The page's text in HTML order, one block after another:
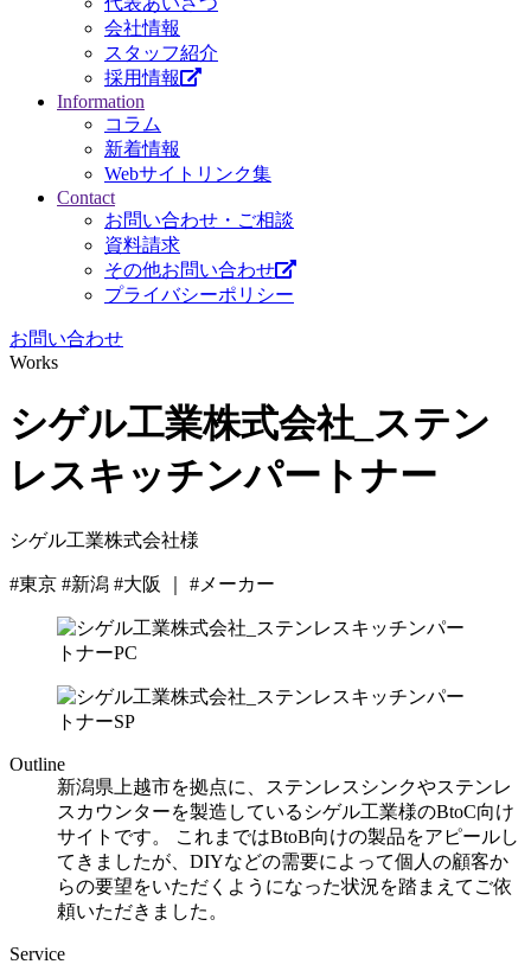
会社情報
スタッフ紹介
採用情報
Information
コラム
新着情報
Webサイトリンク集
Contact
お問い合わせ・ご相談
資料請求
その他お問い合わせ
プライバシーポリシー
お問い合わせ
Works
シゲル工業株式会社_ステン
レスキッチンパートナー
シゲル工業株式会社様
#東京 #新潟 #大阪 ｜ #メーカー
Outline
新潟県上越市を拠点に、ステンレスシンクやステンレ
スカウンターを製造しているシゲル工業様のBtoC向け
サイトです。 これまではBtoB向けの製品をアピールし
てきましたが、DIYなどの需要によって個人の顧客か
らの要望をいただくようになった状況を踏まえてご依
頼いただきました。
Service